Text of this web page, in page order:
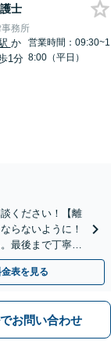
士
事務所
か
1分
営業時間：09:30~1
8:00（平日）
ください！【離
らないように！
最後まで丁寧に
1分】
表を見る
お問い合わせ